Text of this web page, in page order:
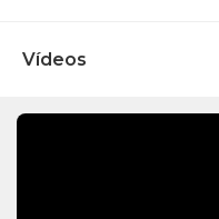
Vídeos